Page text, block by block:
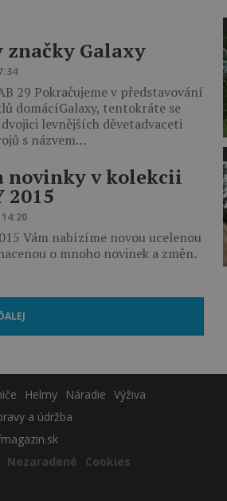
značky Galaxy
29 Pokračujeme v představování
domácíGalaxy, tentokráte se
levnějších děvetadvaceti
s názvem…
novinky v kolekcii
2015
14:20
Vám nabízíme novou ucelenou
o mnoho novinek a změn.
Helmy Náradie Výživa
a údržba
Nezaradené Cookies